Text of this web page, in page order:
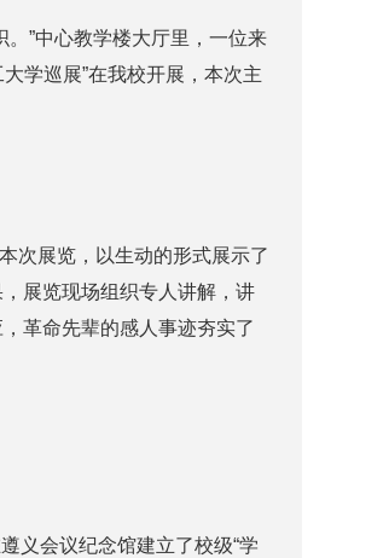
”中心教学楼大厅里，一位来
学巡展”在我校开展，本次主
次展览，以生动的形式展示了
展览现场组织专人讲解，讲
革命先辈的感人事迹夯实了
义会议纪念馆建立了校级“学